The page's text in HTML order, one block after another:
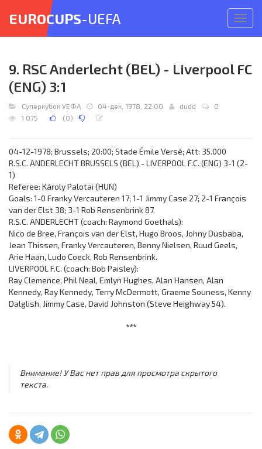
меню
EUROCUPS-UEFA
9. RSC Anderlecht (BEL) - Liverpool FC
(ENG) 3:1
Суперкубок УЕФА 04-дек, 1978, 22:00 dudd
0
1 075
(0)
04-12-1978; Brussels; 20:00; Stade Émile Versé; Att: 35.000
R.S.C. ANDERLECHT BRUSSELS (BEL) - LIVERPOOL F.C. (ENG) 3-1 (2-
1)
Referee: Károly Palotai (HUN)
Goals: 1-0 Franky Vercauteren 17; 1-1 Jimmy Case 27; 2-1 François
van der Elst 38; 3-1 Rob Rensenbrink 87.
R.S.C. ANDERLECHT (coach: Raymond Goethals):
Nico de Bree, François van der Elst, Hugo Broos, Johny Dusbaba,
Jean Thissen, Franky Vercauteren, Benny Nielsen, Ruud Geels,
Arie Haan, Ludo Coeck, Rob Rensenbrink.
LIVERPOOL F.C. (coach: Bob Paisley):
Ray Clemence, Phil Neal, Emlyn Hughes, Alan Hansen, Alan
Kennedy, Ray Kennedy, Terry McDermott, Graeme Souness, Kenny
Dalglish, Jimmy Case, David Johnston (Steve Heighway 54).
***
Внимание! У Вас нет прав для просмотра скрытого
текста.